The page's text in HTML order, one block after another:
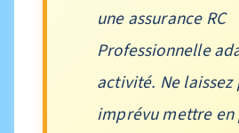
une assurance RC
Professionnelle
activité. Ne laissez
imprévu mettre